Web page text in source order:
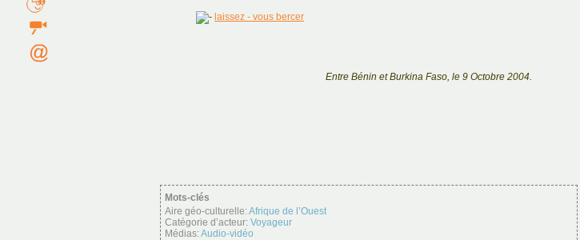
laissez - vous bercer
Entre Bénin et Burkina Faso, le 9 Octobre 2004.
Mots-clés
Aire géo-culturelle:Afrique de l’Ouest
Catégorie d’acteur: Voyageur
Médias:Audio-vidéo